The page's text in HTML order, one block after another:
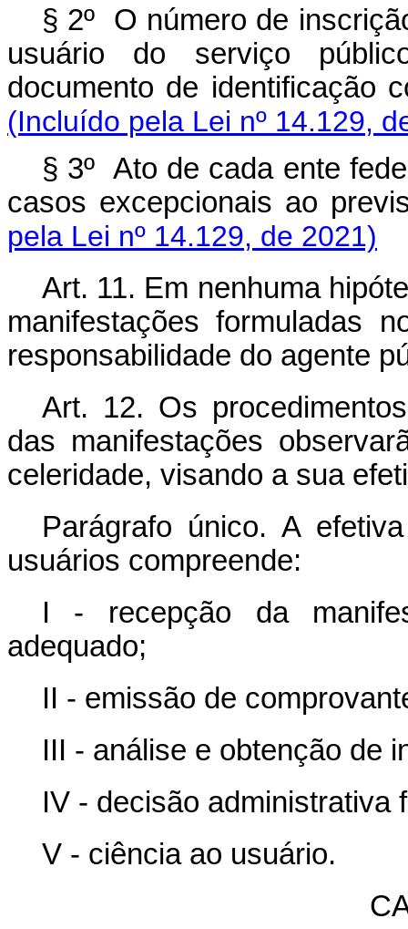
§ 2º O número de
usuário do serviço
documento de
(Incluído pela Lei nº 14.129,
§ 3º Ato de cada ente
casos excepcionais ao
pela Lei nº 14.129, de 2021)
Art. 11. Em nenhuma
manifestações formuladas
responsabilidade do agente
Art. 12. Os
das manifestações
celeridade, visando a sua
Parágrafo único. A
usuários compreende:
I - recepção da
adequado;
II - emissão de
III - análise e obtenção de
IV - decisão administrativa
V - ciência ao usuário.